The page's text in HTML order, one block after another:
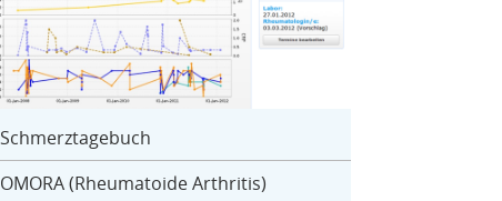
Schmerztagebuch
OMORA (Rheumatoide Arthritis)